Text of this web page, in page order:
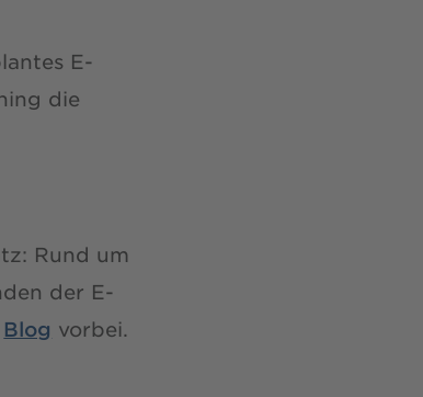
E-
die
Rund um
der E-
Blog vorbei.